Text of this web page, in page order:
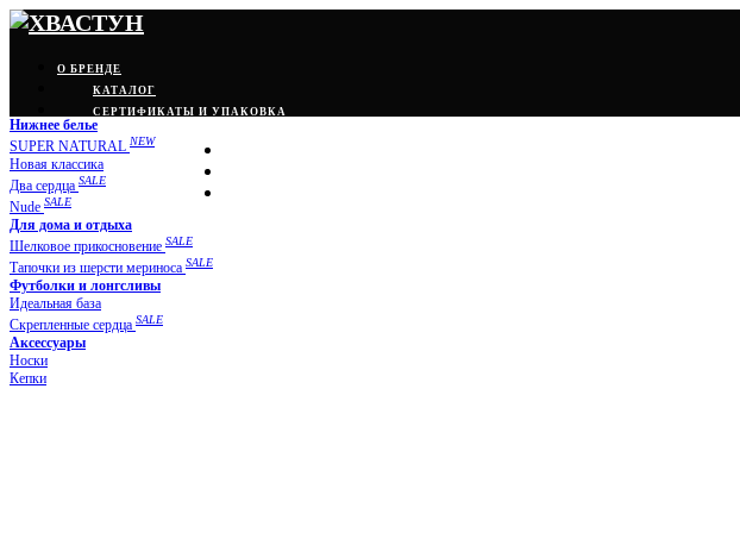
О БРЕНДЕ
КАТАЛОГ
СЕРТИФИКАТЫ И УПАКОВКА
Нижнее белье
SUPER NATURAL NEW
Новая классика
Два сердца SALE
Nude SALE
Для дома и отдыха
Шелковое прикосновение SALE
Тапочки из шерсти мериноса SALE
Футболки и лонгсливы
Идеальная база
Скрепленные сердца SALE
Аксессуары
Носки
Кепки